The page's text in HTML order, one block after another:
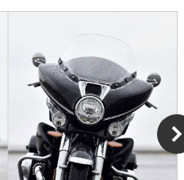
ィアンが強い北米のクルーザ
ラットツインで勝負を挑む
の派生モデル「R18トラン
が上陸した。激しい雨が降
コンチネンタルをメインに試
次 1 ’22 BMW R18トランス
とは対照的 […]